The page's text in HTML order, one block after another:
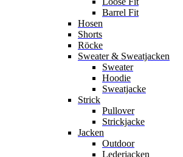
Barrel Fit
Hosen
Shorts
Röcke
Sweater & Sweatjacken
Sweater
Hoodie
Sweatjacke
Strick
Pullover
Strickjacke
Jacken
Outdoor
Lederjacken